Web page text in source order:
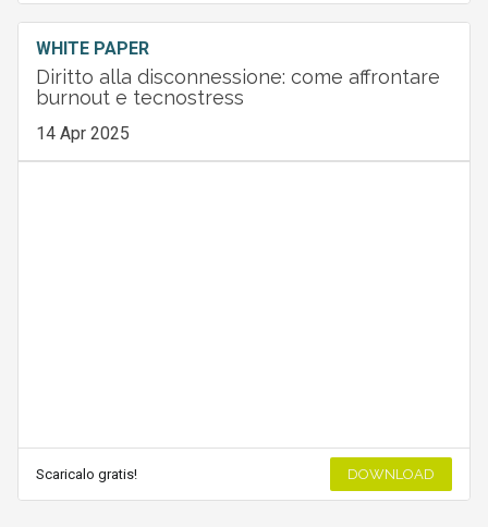
WHITE PAPER
Diritto alla disconnessione: come affrontare
burnout e tecnostress
14 Apr 2025
Scaricalo gratis! DOWNLOAD